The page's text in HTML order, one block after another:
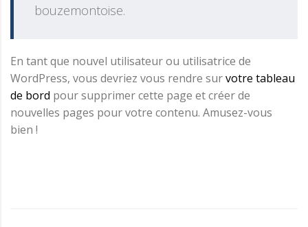
bouzemontoise.
En tant que nouvel utilisateur ou utilisatrice de
WordPress, vous devriez vous rendre survotre tableau
de bord pour supprimer cette page et créer de
nouvelles pages pour votre contenu. Amusez-vous
bien !